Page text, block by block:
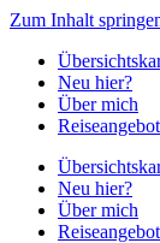
Zum Inhalt
Neu hier?
Über mich
Neu hier?
Über mich